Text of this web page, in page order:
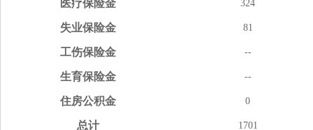
医疗保险金 324
失业保险金 81
工伤保险金 --
生育保险金 --
住房公积金 0
总计 1701